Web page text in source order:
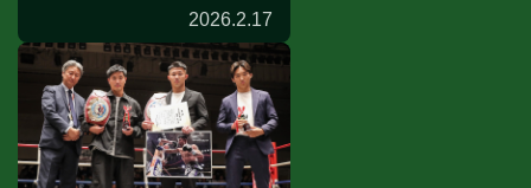
2026.2.17